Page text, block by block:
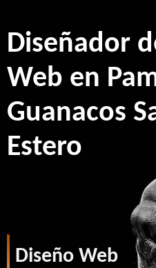
Diseñador
Web en
Guanacos
Estero
Diseño Web